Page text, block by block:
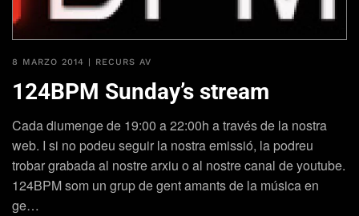
8 MARZO 2014 RECURS AV
124BPM Sunday’s stream
Cada diumenge de 19:00 a 22:00h a través de la nostra
web. I si no podeu seguir la nostra emissió, la podreu
trobar grabada al nostre arxiu o al nostre canal de youtube.
124BPM som un grup de gent amants de la música en
ge…